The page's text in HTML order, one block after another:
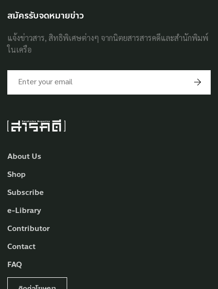
About Us
Shop
Subscribe
e-Library
Contributor
Contact
FAQ
สมัครรับจดหมายข่าว
แจ้งข่าวสาร, สิทธิพิเศษต่างๆ จากนิตยสารสารคดีและสำนักพิมพ์
ในเครือ